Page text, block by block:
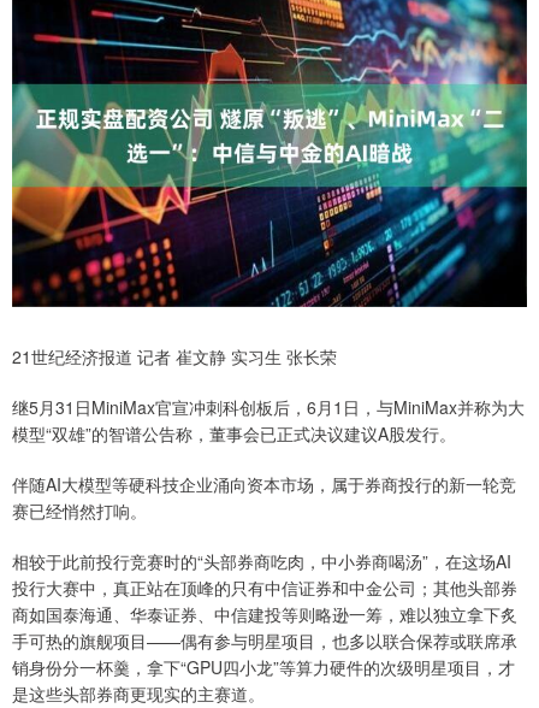
21世纪经济报道 记者 崔文静 实习生 张长荣
继5月31日MiniMax官宣冲刺科创板后，6月1日，与MiniMax并称为大
模型“双雄”的智谱公告称，董事会已正式决议建议A股发行。
伴随AI大模型等硬科技企业涌向资本市场，属于券商投行的新一轮竞
赛已经悄然打响。
相较于此前投行竞赛时的“头部券商吃肉，中小券商喝汤”，在这场AI
投行大赛中，真正站在顶峰的只有中信证券和中金公司；其他头部券
商如国泰海通、华泰证券、中信建投等则略逊一筹，难以独立拿下炙
手可热的旗舰项目——偶有参与明星项目，也多以联合保荐或联席承
销身份分一杯羹，拿下“GPU四小龙”等算力硬件的次级明星项目，才
是这些头部券商更现实的主赛道。